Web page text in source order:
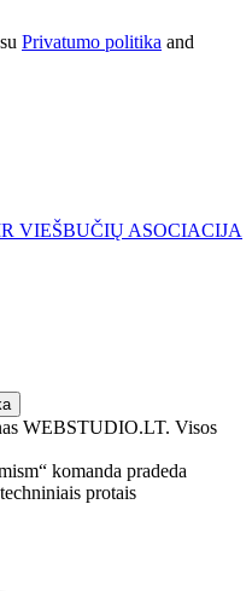
Privatumo politika and
VIEŠBUČIŲ ASOCIACIJA
WEBSTUDIO.LT. Visos
komanda pradeda
protais